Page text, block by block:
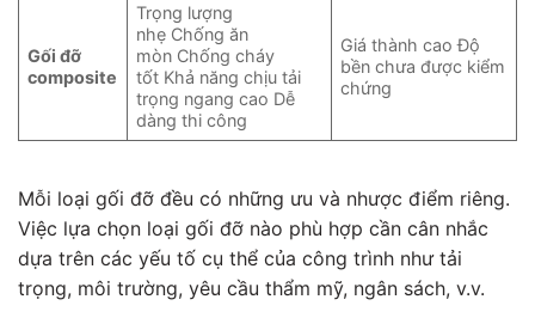
Gối đỡ
composite
Trọng lượng
nhẹ Chống ăn
mòn Chống cháy
tốt Khả năng chịu tải
trọng ngang cao Dễ
dàng thi công
Giá thành cao Độ
bền chưa được kiểm
chứng
Mỗi loại gối đỡ đều có những ưu và nhược điểm riêng.
Việc lựa chọn loại gối đỡ nào phù hợp cần cân nhắc
dựa trên các yếu tố cụ thể của công trình như tải
trọng, môi trường, yêu cầu thẩm mỹ, ngân sách, v.v.